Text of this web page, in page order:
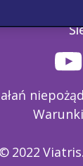
2022